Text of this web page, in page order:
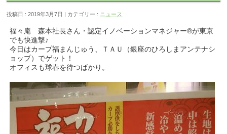
投稿日 : 2019年3月7日 | カテゴリー : ニュース
福々庵 森本社長さん・認定イノベーションマネジャー®が東京
でも快進撃♪
今日はカープ福まんじゅう、ＴＡＵ（銀座のひろしまアンテナシ
ョップ）でゲット！
オフィスも球春を待つばかり。